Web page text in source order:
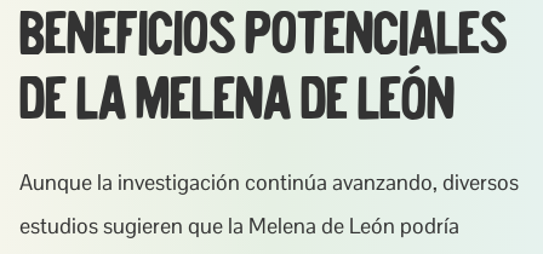
Beneficios potenciales
de la Melena de León
Aunque la investigación continúa avanzando, diversos
estudios sugieren que la Melena de León podría